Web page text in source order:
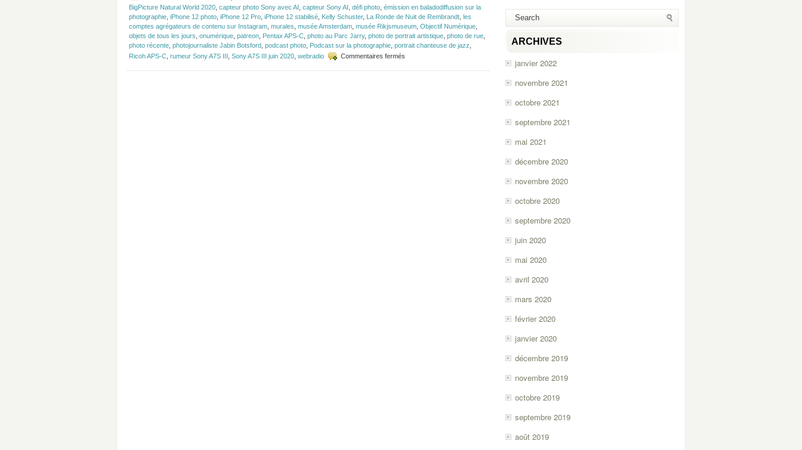
BigPicture Natural World 2020 capteur photo Sony avec AI capteur Sony AI défi photo émission en baladodiffusion sur la
photographie iPhone 12 photo iPhone 12 Pro iPhone 12 stabilisé Kelly Schuster, La Ronde de Nuit de Rembrandt les
comptes agrégateurs de contenu sur Instagram murales musée Amsterdam musée Rikjsmuseum Objectif Numérique
objets de tous les jours onumérique patreon Pentax APS-C photo au Parc Jarry, photo de portrait artistique photo de rue
photo récente photojournaliste Jabin Botsford podcast photo Podcast sur la photographie portrait chanteuse de jazz
Ricoh APS-C rumeur Sony A7S III Sony A7S III juin 2020 webradio Commentaires fermés
#163
ARCHIVES
janvier 2022
novembre 2021
octobre 2021
septembre 2021
mai 2021
décembre 2020
novembre 2020
octobre 2020
septembre 2020
juin 2020
mai 2020
avril 2020
mars 2020
février 2020
janvier 2020
décembre 2019
novembre 2019
octobre 2019
septembre 2019
août 2019